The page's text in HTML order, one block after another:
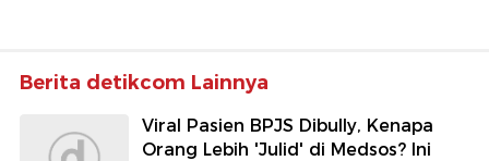
Berita detikcom Lainnya
Viral Pasien BPJS Dibully, Kenapa
Orang Lebih 'Julid' di Medsos? Ini